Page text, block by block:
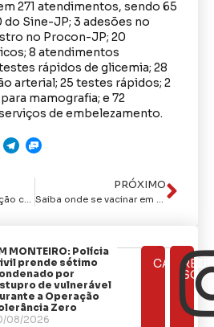
271 atendimentos, sendo 65
do Sine-JP; 3 adesões no
no Procon-JP; 20
8 atendimentos
rápidos de glicemia; 28
arterial; 25 testes rápidos; 2
mamografia; e 72
de embelezamento.
Secretaria de Habitação celebra Dia da Mulher com café da manhã para as servidoras
PRÓXIMO
Saiba onde se vacinar em João Pessoa contra a Covid-19, dengue e outras doenças
MONTEIRO: Polícia
prende sétimo
por
de vulnerável
a Operação
Zero
08/2026